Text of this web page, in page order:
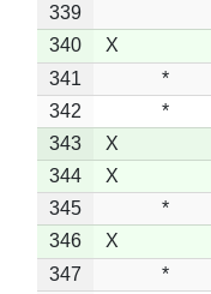
339
340
X
341
*
342
*
343
X
344
X
345
*
346
X
347
*